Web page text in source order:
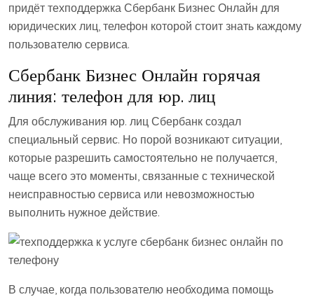
придёт техподдержка Сбербанк Бизнес Онлайн для
юридических лиц, телефон которой стоит знать каждому
пользователю сервиса.
Сбербанк Бизнес Онлайн горячая
линия: телефон для юр. лиц
Для обслуживания юр. лиц Сбербанк создал
специальный сервис. Но порой возникают ситуации,
которые разрешить самостоятельно не получается,
чаще всего это моменты, связанные с технической
неисправностью сервиса или невозможностью
выполнить нужное действие.
В случае, когда пользователю необходима помощь